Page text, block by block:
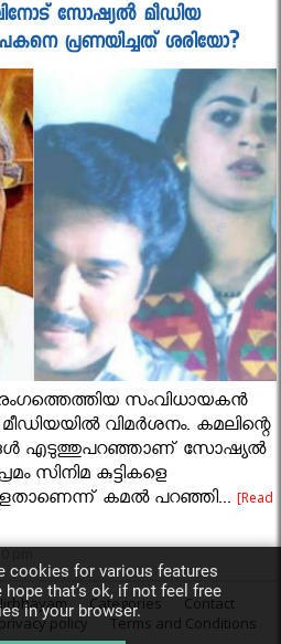
സോഷ്യൽ മീഡിയ
പ്രണയിച്ചത് ശരിയോ?
രംഗത്തെത്തിയ സംവിധായകന്‍
വിമര്‍ശനം. കമലിന്റെ
എടുത്തുപറഞ്ഞാണ് സോഷ്യല്‍
സിനിമ കുട്ടികളെ
കമല്‍ പറഞ്ഞി...[Read
pm
Categories
Contact
privacy policy
Terms and Conditions
cookies for various features
hope that’s ok, if not feel free
in your browser.